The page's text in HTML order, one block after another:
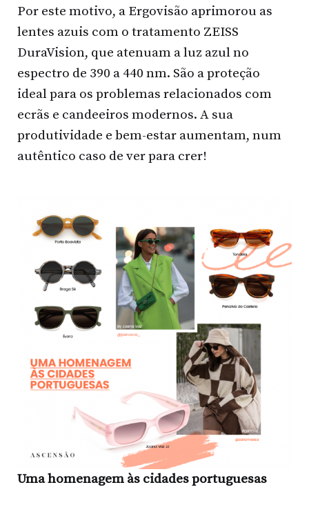
Por este motivo, a Ergovisão aprimorou as
lentes azuis com o tratamento ZEISS
DuraVision, que atenuam a luz azul no
espectro de 390 a 440 nm. São a proteção
ideal para os problemas relacionados com
ecrãs e candeeiros modernos. A sua
produtividade e bem-estar aumentam, num
autêntico caso de ver para crer!
Uma homenagem às cidades portuguesas